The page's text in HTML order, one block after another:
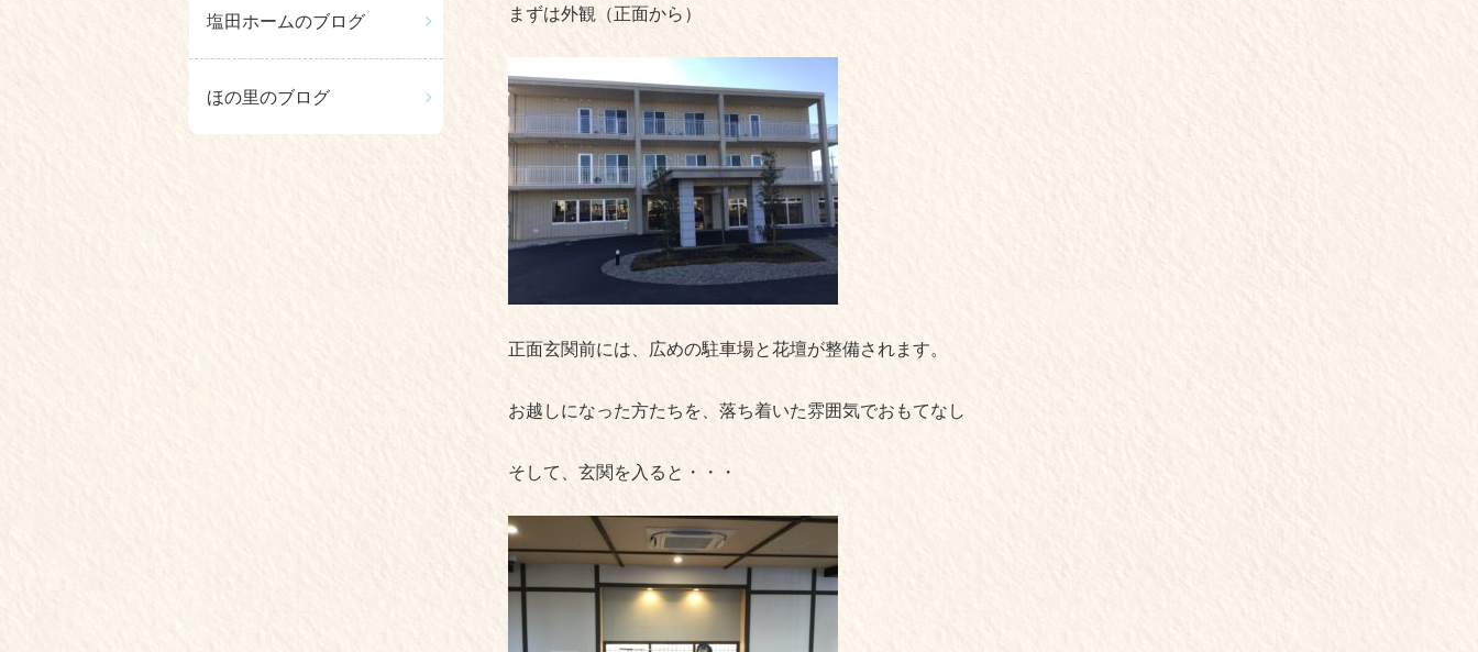
まずは外観（正面から）
正面玄関前には、広めの駐車場と花壇が整備されます。
お越しになった方たちを、落ち着いた雰囲気でおもてなし
そして、玄関を入ると・・・
塩田ホームのブログ
ほの里のブログ